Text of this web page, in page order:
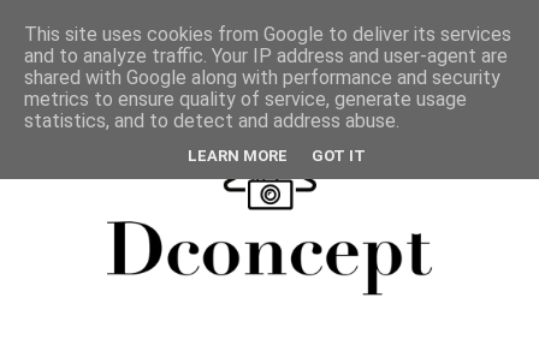
This site uses cookies from Google to deliver its services
and to analyze traffic. Your IP address and user-agent are
shared with Google along with performance and security
metrics to ensure quality of service, generate usage
statistics, and to detect and address abuse.
LEARN MORE GOT IT